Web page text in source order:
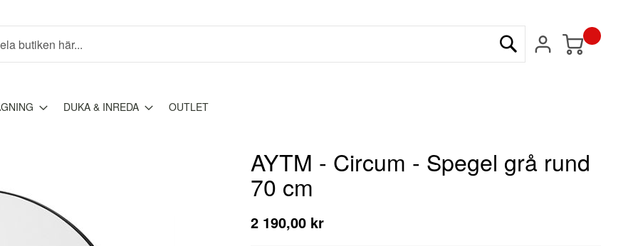
Min kundvagn
DUKA & INREDA OUTLET
AYTM - Circum - Spegel grå rund
70 cm
2 190,00 kr